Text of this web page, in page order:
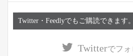
Twitter・Feedlyでもご購読できます。
Twitterでフォ